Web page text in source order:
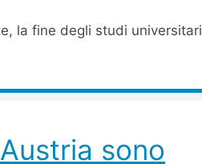
la fine degli studi universitari
sono